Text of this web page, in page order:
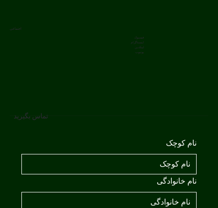
تماس بگیرید
نام کوچک
نام خانوادگی
اجتماعی
فیسبوک
اینستاگرام
لینکدین
یوتیوب